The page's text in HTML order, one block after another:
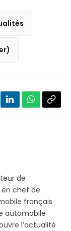
LinkedInWhatsApp
de
chef de
français
automobile
l’actualité